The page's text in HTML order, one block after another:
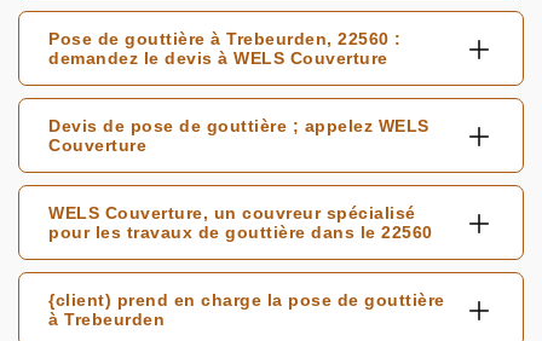
Pose de gouttière à Trebeurden, 22560 :
demandez le devis à WELS Couverture
Devis de pose de gouttière ; appelez WELS
Couverture
WELS Couverture, un couvreur spécialisé
pour les travaux de gouttière dans le 22560
{client) prend en charge la pose de gouttière
à Trebeurden